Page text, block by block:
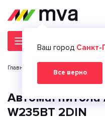
Ваш город Санкт-
Все верно
Главная страница
Автомагнитола
W235BT 2DIN